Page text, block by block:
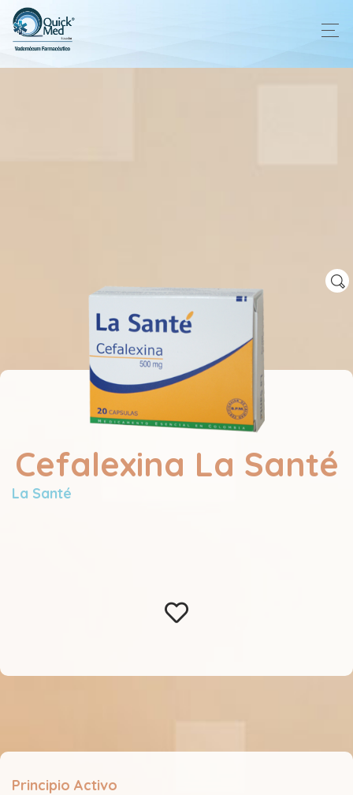
Cefalexina La Santé
La Santé
Principio Activo